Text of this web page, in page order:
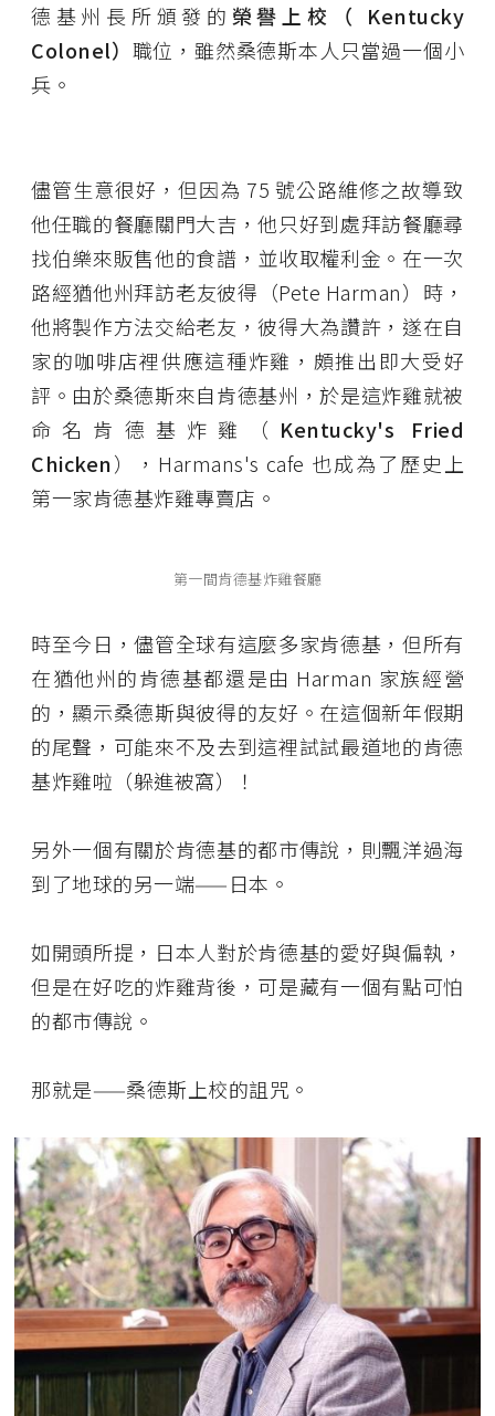
德基州長所頒發的 榮譽上校（ Kentucky
Colonel） 職位，雖然桑德斯本人只當過一個小
兵。
儘管生意很好，但因為 75 號公路維修之故導致
他任職的餐廳關門大吉，他只好到處拜訪餐廳尋
找伯樂來販售他的食譜，並收取權利金。在一次
路經猶他州拜訪老友彼得（Pete Harman）時，
他將製作方法交給老友，彼得大為讚許，遂在自
家的咖啡店裡供應這種炸雞，頗推出即大受好
評。由於桑德斯來自肯德基州，於是這炸雞就被
命名肯德基炸雞（ Kentucky's Fried
Chicken），Harmans's cafe 也成為了歷史上
第一家肯德基炸雞專賣店。
第一間肯德基炸雞餐廳
時至今日，儘管全球有這麼多家肯德基，但所有
在猶他州的肯德基都還是由 Harman 家族經營
的，顯示桑德斯與彼得的友好。在這個新年假期
的尾聲，可能來不及去到這裡試試最道地的肯德
基炸雞啦（躲進被窩）！
另外一個有關於肯德基的都市傳說，則飄洋過海
到了地球的另一端——日本。
如開頭所提，日本人對於肯德基的愛好與偏執，
但是在好吃的炸雞背後，可是藏有一個有點可怕
的都市傳說。
那就是——桑德斯上校的詛咒。